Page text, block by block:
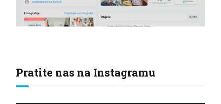
Pratite nas na Instagramu